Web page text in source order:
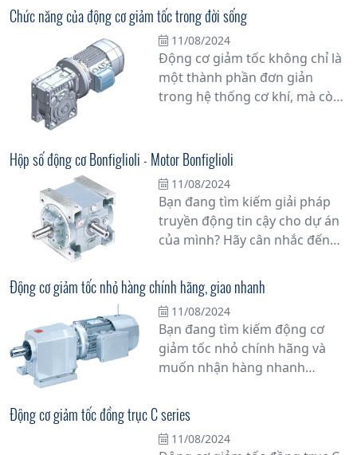
chất lượng và uy tín, nhà cung
cấp động cơ giảm tốc hàng
đầu sẽ đồng hành cùng bạn
trong mọi công việc.
Chức năng của động cơ giảm tốc trong đời sống
11/08/2024
Động cơ giảm tốc không chỉ là
một thành phần đơn giản
trong hệ thống cơ khí, mà còn
hành của nhiều thiết bị và máy
móc trong thực tế.
Hộp số động cơ Bonfiglioli - Motor Bonfiglioli
11/08/2024
Bạn đang tìm kiếm giải pháp
truyền động tin cậy cho dự án
của mình? Hãy cân nhắc đến
Motor Bonfiglioli, một lựa chọn
hàng đầu cho các ứng dụng
công nghiệp. Với hơn nửa thế
kỷ kinh nghiệm trong ngành,
Bonfiglioli đã khẳng định vị thế
của mình là một trong những
về truyền động
Động cơ giảm tốc nhỏ hàng chính hãng, giao nhanh
11/08/2024
Bạn đang tìm kiếm động cơ
giảm tốc nhỏ chính hãng và
muốn nhận hàng nhanh
Chúng tôi cung cấp động cơ
giảm tốc nhỏ từ các thương
hiệu uy tín, cam kết chất lượng
Động cơ giảm tốc đồng trục C series
11/08/2024